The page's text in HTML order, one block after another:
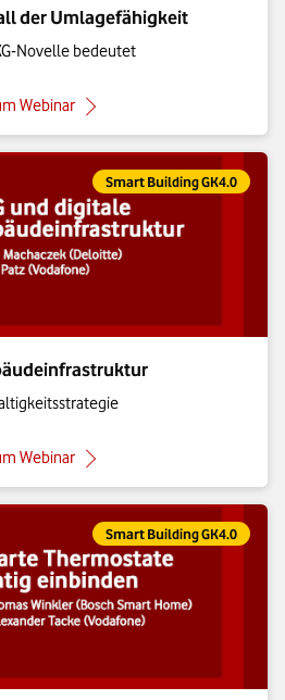
der Umlagefähigkeit
Novelle bedeutet
Webinar: TKG-Novelle & Wegfall der
Eintrag gehört zur Kategorie:
Smart Building GK4.0
Webinar: ESG und digitale
Eintrag gehört zur Kategorie:
Smart Building GK4.0